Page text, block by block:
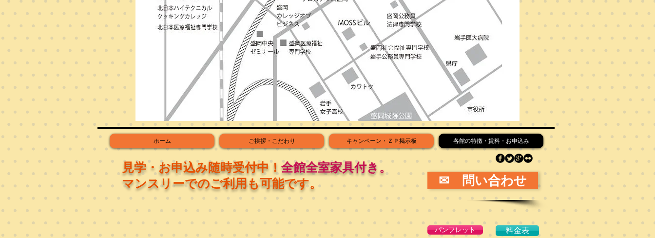
ホーム ご挨拶・こだわり キャンペーン・ＺＰ掲示板 各館の特徴・賃料・お申込み
見学・お申込み随時受付中！ 全館全室家具付き。
マンスリーでのご利用も可能です。
✉ 問い合わせ
パンフレット 料金表